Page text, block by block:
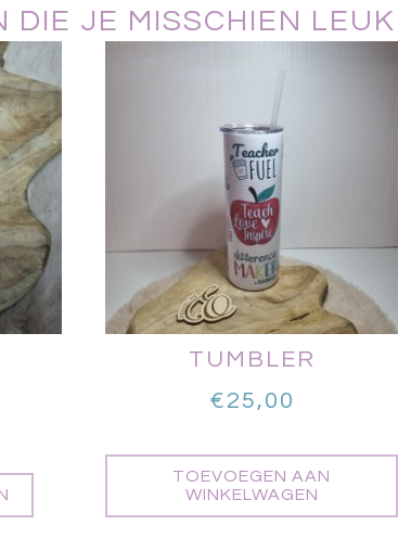
DIE JE MISSCHIEN
TUMBLER
€25,00
TOEVOEGEN AAN
WINKELWAGEN